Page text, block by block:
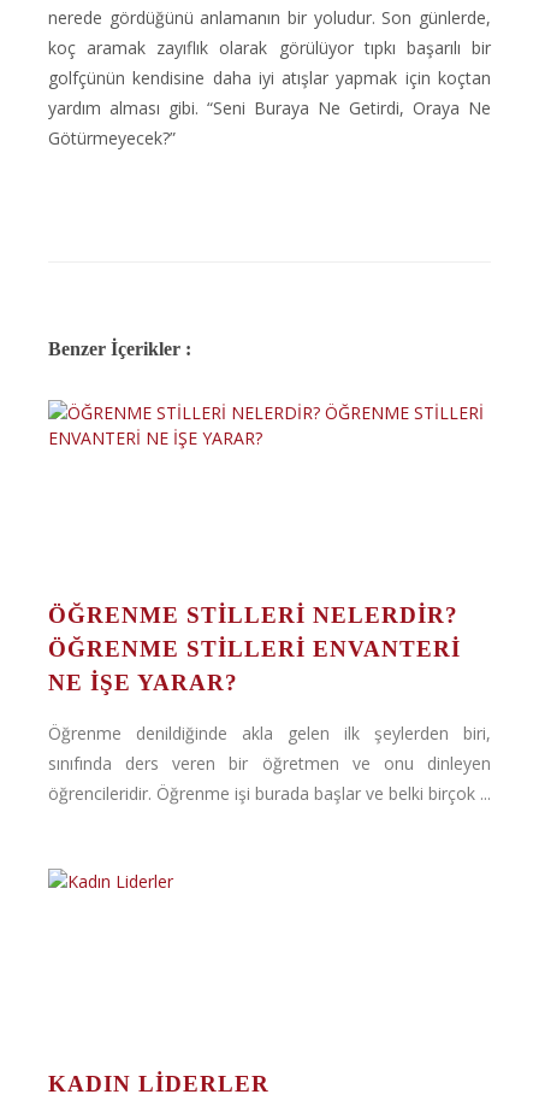
nerede gördüğünü anlamanın bir yoludur. Son günlerde,
koç aramak zayıflık olarak görülüyor tıpkı başarılı bir
golfçünün kendisine daha iyi atışlar yapmak için koçtan
yardım alması gibi. “Seni Buraya Ne Getirdi, Oraya Ne
Götürmeyecek?”
Benzer İçerikler :
ÖĞRENME STİLLERİ NELERDİR?
ÖĞRENME STİLLERİ ENVANTERİ
NE İŞE YARAR?
Öğrenme denildiğinde akla gelen ilk şeylerden biri,
sınıfında ders veren bir öğretmen ve onu dinleyen
öğrencileridir. Öğrenme işi burada başlar ve belki birçok ...
KADIN LIDERLER